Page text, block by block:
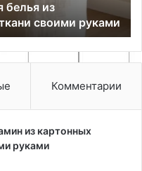
из
своими руками
Комментарии
из картонных
руками